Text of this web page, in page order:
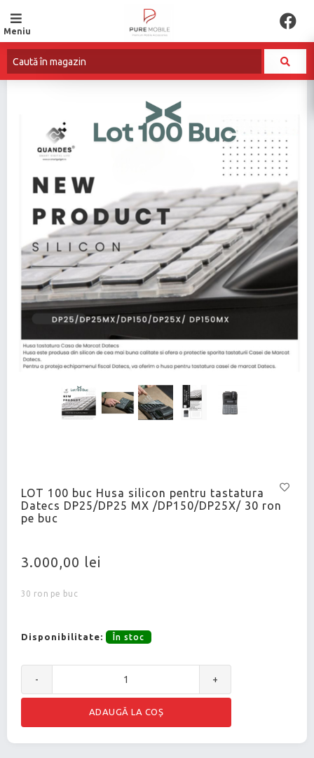
Meniu
LOT 100 buc Husa silicon pentru tastatura
Datecs DP25/DP25 MX /DP150/DP25X/ 30 ron
pe buc
3.000,00 lei
30 ron pe buc
Disponibilitate: În stoc
- +